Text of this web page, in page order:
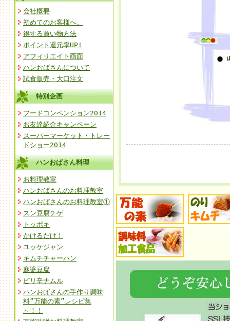
会社概要
初めてのお客様へ。
得する買い物方法
ポイント還元率UP!
アフィリエイト画面
ハンおばさんについて
試食販売・大口注文
特別企画
フードコンベンション2014
お友達紹介キャンペーン
スーパーマーケット・トレー
ドショー2014
ハンおばさん料理
お料理教室
ハンおばさんのお料理教室
ハンおばさんのお料理教室①
スン豆腐チゲ
トッポキ
かけるだけ！
ユッケジャン
キムチチャーハン
麻婆豆腐
ピリ辛ナムル
ハンおばさんの手作り調味
料”万能の素”レシピ集
～！！